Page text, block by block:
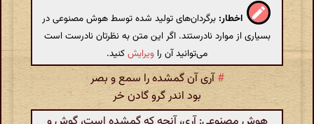
اخطار: برگردان‌های تولید شده توسط هوش مصنوعی در
بسیاری از موارد نادرستند. اگر این متن به نظرتان نادرست است
می‌توانید آن را ویرایشکنید.
#آری آن گمشده را سمع و بصر
بود اندر گرو گادن خر